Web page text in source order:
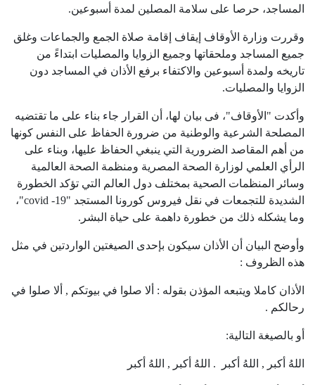
المساجد، حرصا على سلامة المصلين لمدة أسبوعين.
وقررت وزارة الأوقاف إيقاف إقامة صلاة الجمع والجماعات وغلق
جميع المساجد وملحقاتها وجميع الزوايا والمصليات ابتداءً من
تاريخه ولمدة أسبوعين والاكتفاء برفع الأذان في المساجد دون
الزوايا والمصليات.
وأكدت "الأوقاف"، فى بيان لها، أن القرار جاء بناء على ما تقتضيه
المصلحة الشرعية والوطنية من ضرورة الحفاظ على النفس كونها
من أهم المقاصد الضرورية التي ينبغي الحفاظ عليها، وبناء على
الرأي العلمي لوزارة الصحة المصرية ومنظمة الصحة العالمية
وسائر المنظمات الصحية بمختلف دول العالم التي تؤكد الخطورة
الشديدة للتجمعات في نقل فيروس كورونا المستجد "covid -19"،
وما يشكله ذلك من خطورة داهمة على حياة البشر.
وأوضح البيان أن الأذان سيكون بإحدى الصيغتين الواردتين في مثل
هذه الظروف :
الأذان كاملا ويتبعه المؤذن بقوله : ألا صلوا في بيوتكم , ألا صلوا في
رحالكم .
أو بالصيغة التالية:
اللهُ أكبر , اللهُ أكبر . اللهُ أكبر , اللهُ أكبر